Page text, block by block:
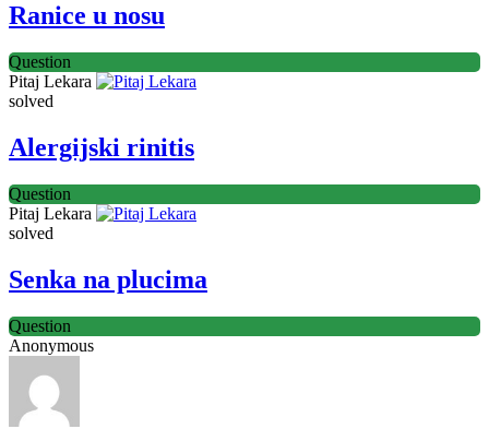
Ranice u nosu
Question
Pitaj Lekara
solved
Alergijski rinitis
Question
Pitaj Lekara
solved
Senka na plucima
Question
Anonymous